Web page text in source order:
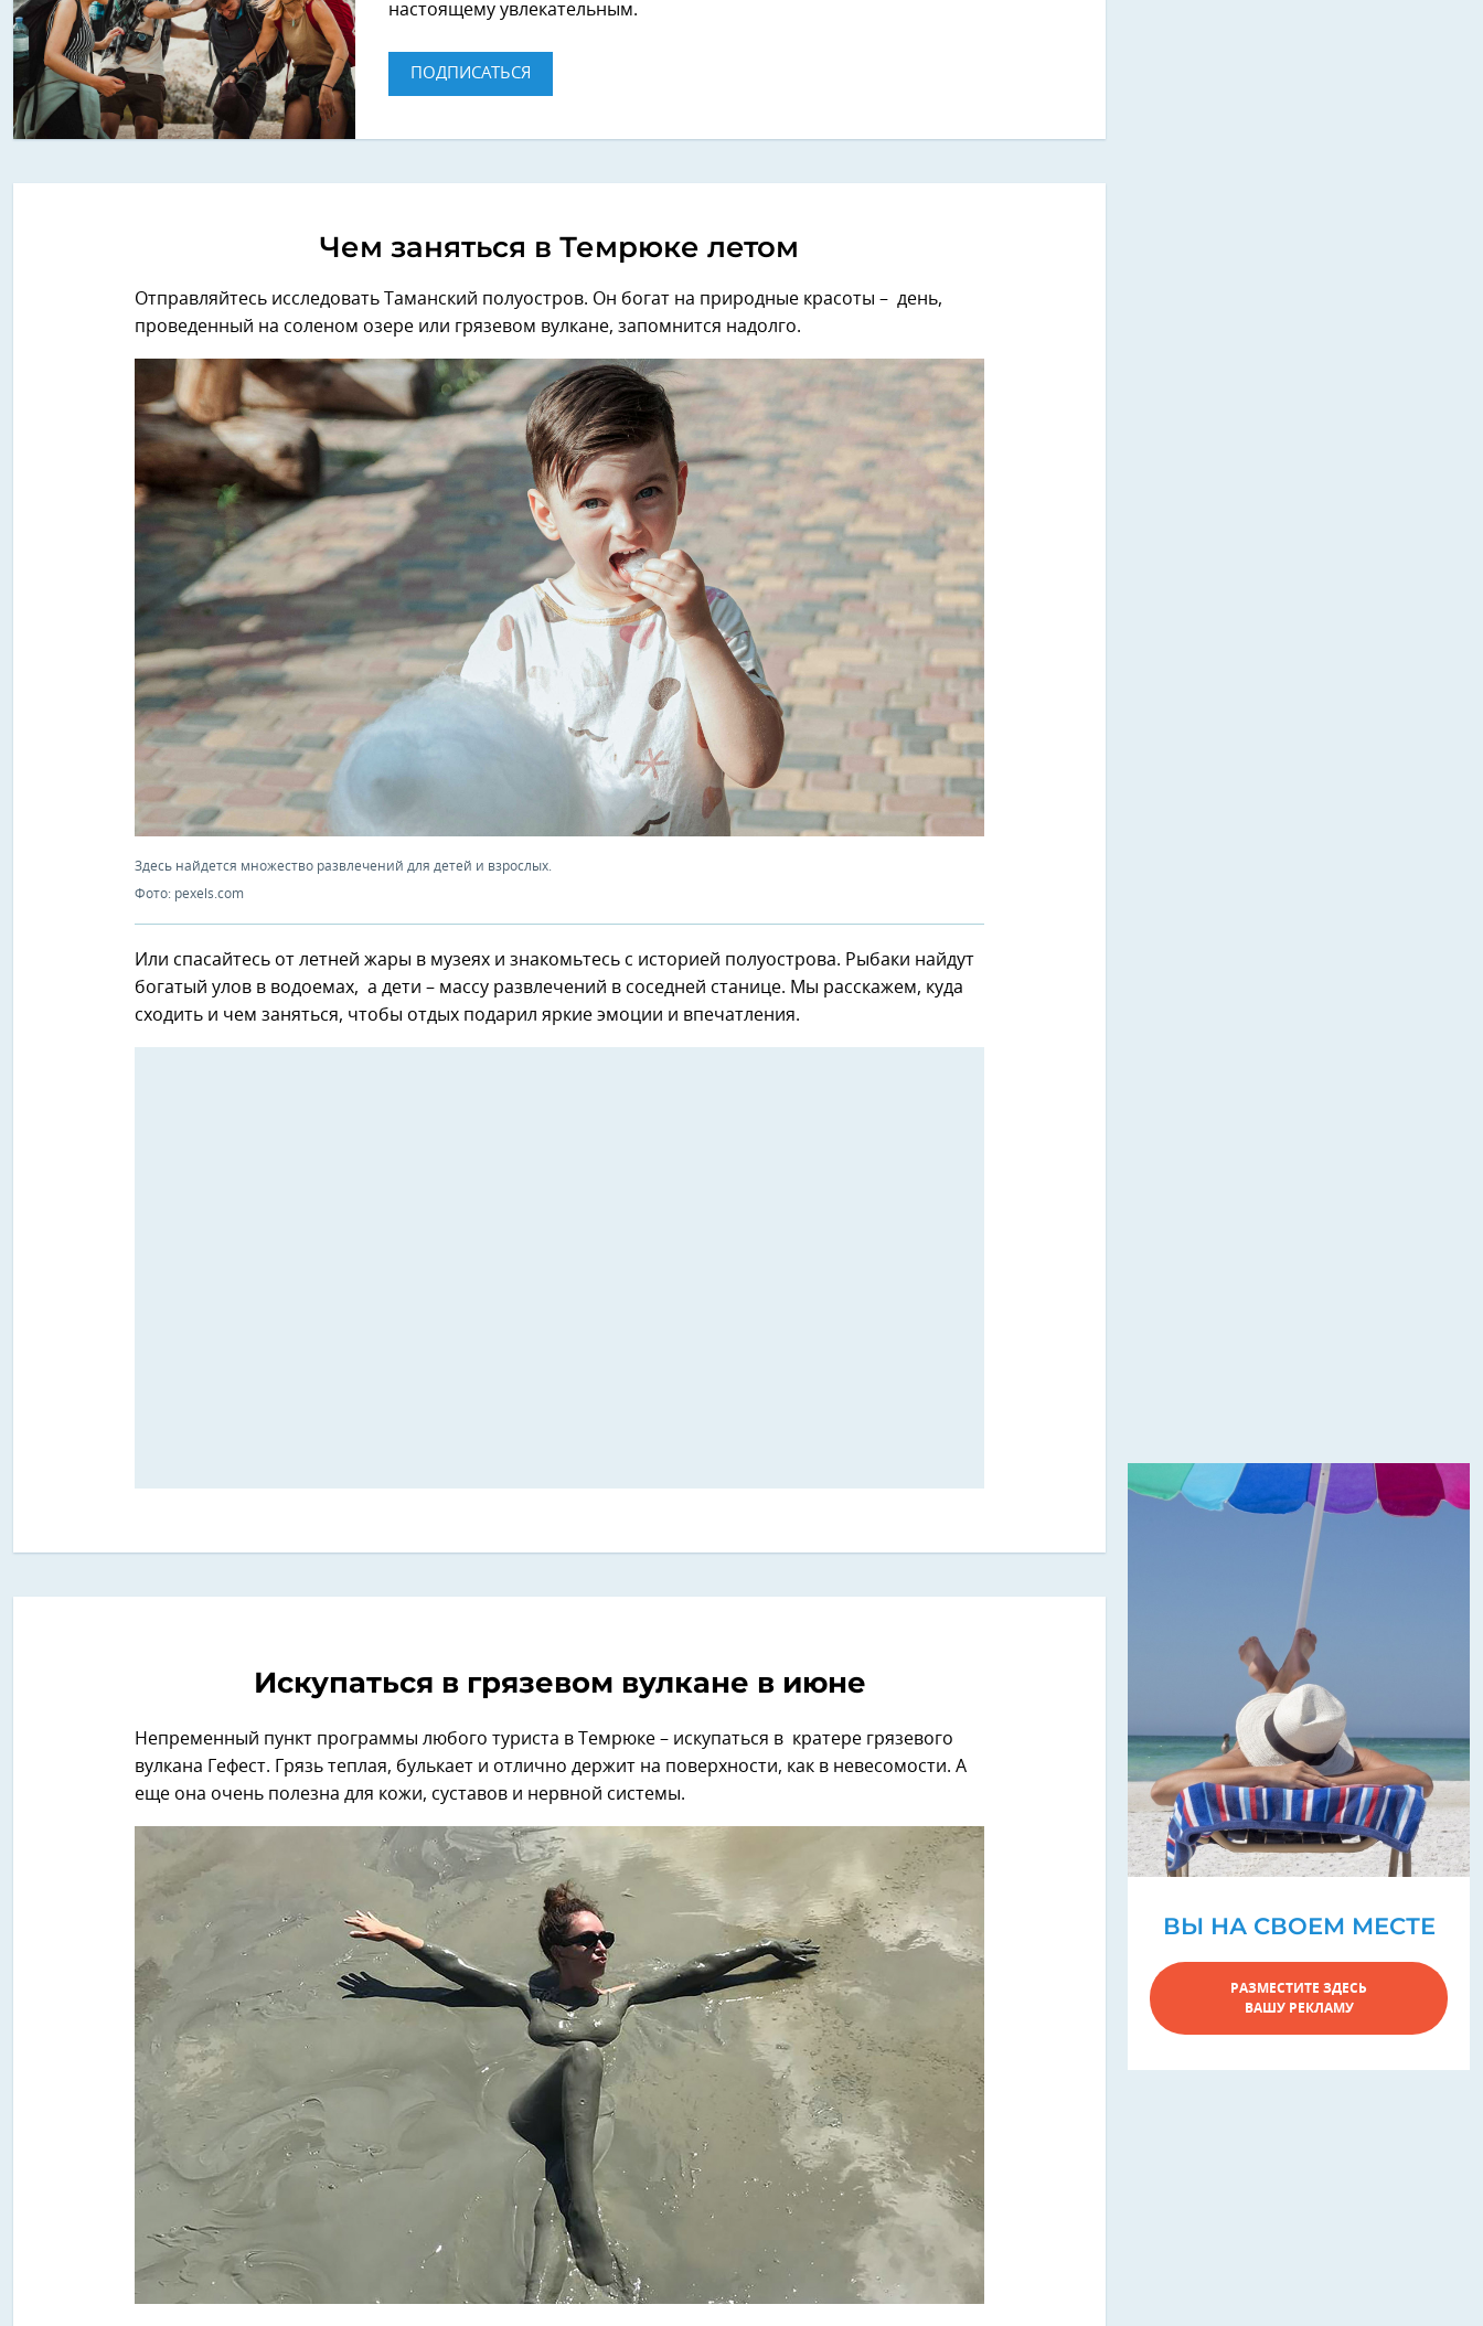
настоящему увлекательным.
ПОДПИСАТЬСЯ
Чем заняться в Темрюке летом
Отправляйтесь исследовать Таманский полуостров. Он богат на природные красоты – день,
проведенный на соленом озере или грязевом вулкане, запомнится надолго.
Здесь найдется множество развлечений для детей и взрослых.
Фото: pexels.com
Или спасайтесь от летней жары в музеях и знакомьтесь с историей полуострова. Рыбаки найдут
богатый улов в водоемах, а дети – массу развлечений в соседней станице. Мы расскажем, куда
сходить и чем заняться, чтобы отдых подарил яркие эмоции и впечатления.
Искупаться в грязевом вулкане в июне
Непременный пункт программы любого туриста в Темрюке – искупаться в кратере грязевого
вулкана Гефест. Грязь теплая, булькает и отлично держит на поверхности, как в невесомости. А
еще она очень полезна для кожи, суставов и нервной системы.
ВЫ НА СВОЕМ МЕСТЕ
РАЗМЕСТИТЕ ЗДЕСЬ
ВАШУ РЕКЛАМУ